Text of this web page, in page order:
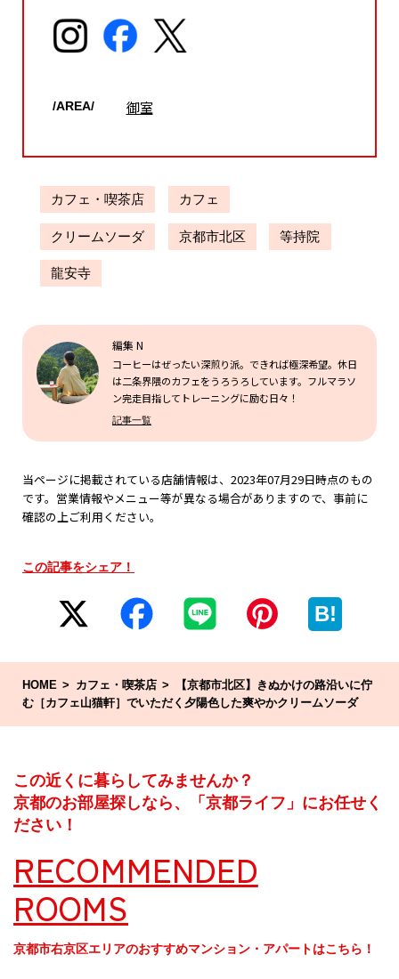
/AREA/ 御室
カフェ・喫茶店 カフェ
クリームソーダ 京都市北区 等持院
龍安寺
編集 N
コーヒーはぜったい深煎り派。できれば極深希望。休日
は二条界隈のカフェをうろうろしています。フルマラソ
ン完走目指してトレーニングに励む日々！
記事一覧
当ページに掲載されている店舗情報は、2023年07月29日時点のもの
です。営業情報やメニュー等が異なる場合がありますので、事前に
確認の上ご利用ください。
この記事をシェア！
B!
HOME カフェ・喫茶店
【京都市北区】きぬかけの路沿いに佇
む［カフェ山猫軒］でいただく夕陽色した爽やかクリームソーダ
この近くに暮らしてみませんか？
京都のお部屋探しなら、「京都ライフ」にお任せく
ださい！
RECOMMENDED
ROOMS
京都市右京区エリアのおすすめマンション・アパートはこちら！